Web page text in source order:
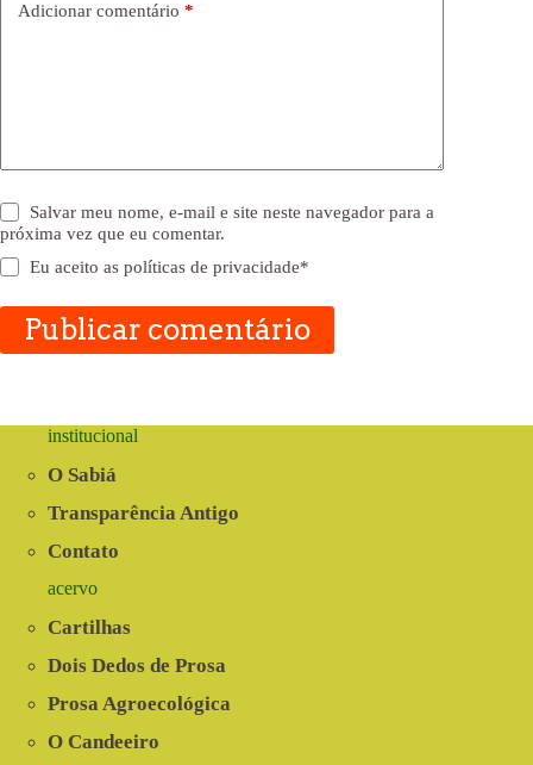
Adicionar comentário *
Salvar meu nome, e-mail e site neste navegador para a
próxima vez que eu comentar.
Eu aceito aspolíticas de privacidade*
Publicar comentário
institucional
O Sabiá
Transparência Antigo
Contato
acervo
Cartilhas
Dois Dedos de Prosa
Prosa Agroecológica
O Candeeiro